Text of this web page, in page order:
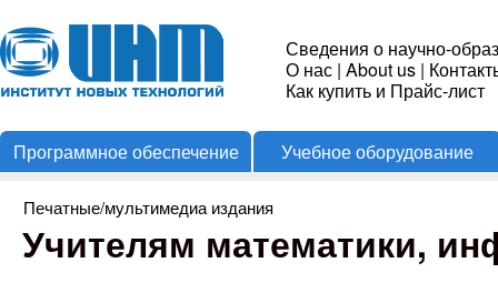
Институт
Новых
Технологий
Сведения о научно-
О нас | About us |
Как купить и Прайс-лист
Программное обеспечение Учебное оборудование
Вы здесь
Печатные/мультимедиа издания
Учителям математики,